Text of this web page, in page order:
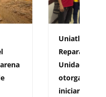
Uniatlántico
Reparación
Unidad para
otorga
iniciar un